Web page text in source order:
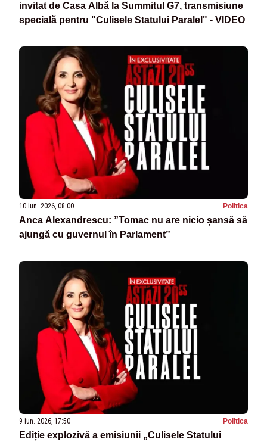
invitat de Casa Albă la Summitul G7, transmisiune
specială pentru "Culisele Statului Paralel" - VIDEO
10 iun. 2026, 08:00 Politica
Anca Alexandrescu: ”Tomac nu are nicio șansă să
ajungă cu guvernul în Parlament”
9 iun. 2026, 17:50 Politica
Ediție explozivă a emisiunii „Culisele Statului